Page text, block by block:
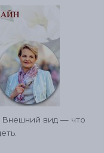
Внешний вид — что